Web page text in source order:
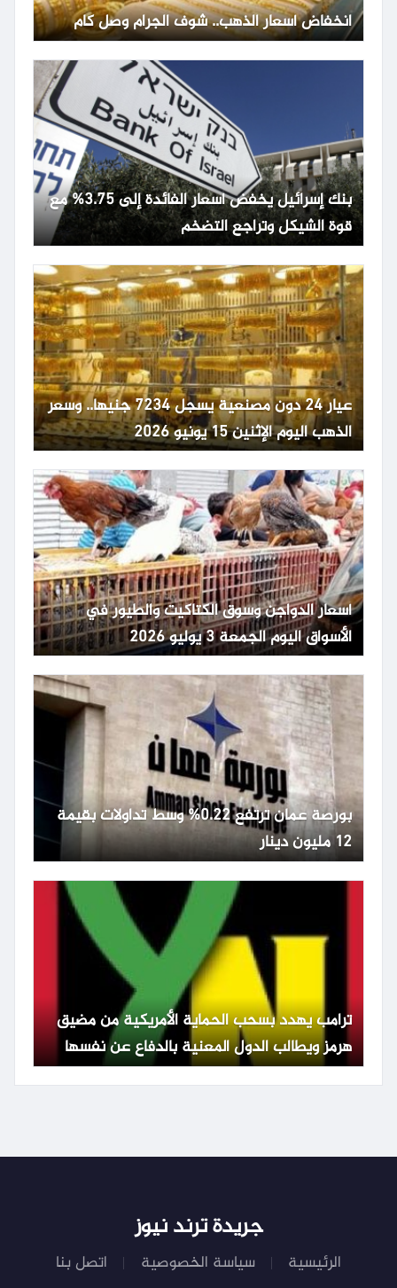
انخفاض أسعار الذهب.. شوف الجرام وصل كام
بنك إسرائيل يخفض أسعار الفائدة إلى 3.75% مع
قوة الشيكل وتراجع التضخم
عيار 24 دون مصنعية يسجل 7234 جنيها.. وسعر
الذهب اليوم الإثنين 15 يونيو 2026
أسعار الدواجن وسوق الكتاكيت والطيور في
الأسواق اليوم الجمعة 3 يوليو 2026
بورصة عمان ترتفع 0.22% وسط تداولات بقيمة
12 مليون دينار
ترامب يهدد بسحب الحماية الأمريكية من مضيق
هرمز ويطالب الدول المعنية بالدفاع عن نفسها
جريدة ترند نيوز
الرئيسية سياسة الخصوصية اتصل بنا